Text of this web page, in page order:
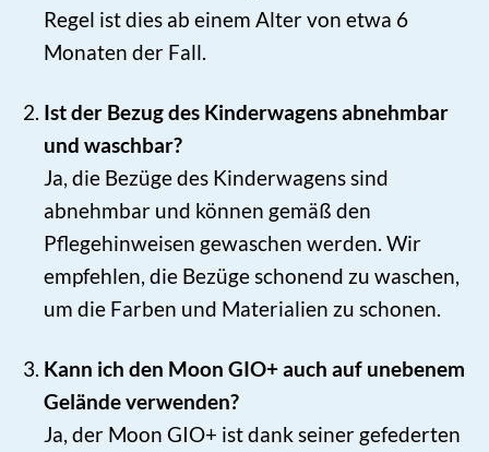
Regel ist dies ab einem Alter von etwa 6
Monaten der Fall.
Ist der Bezug des Kinderwagens abnehmbar
und waschbar?
Ja, die Bezüge des Kinderwagens sind
abnehmbar und können gemäß den
Pflegehinweisen gewaschen werden. Wir
empfehlen, die Bezüge schonend zu waschen,
um die Farben und Materialien zu schonen.
Kann ich den Moon GIO+ auch auf unebenem
Gelände verwenden?
Ja, der Moon GIO+ ist dank seiner gefederten